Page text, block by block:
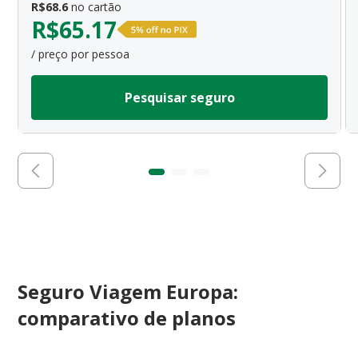
R$68.6 no cartão
R$65.17
/ preço por pessoa
Pesquisar seguro
Seguro Viagem Europa:
comparativo de planos